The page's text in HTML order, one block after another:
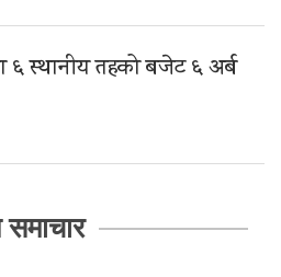
६ स्थानीय तहको बजेट ६ अर्ब